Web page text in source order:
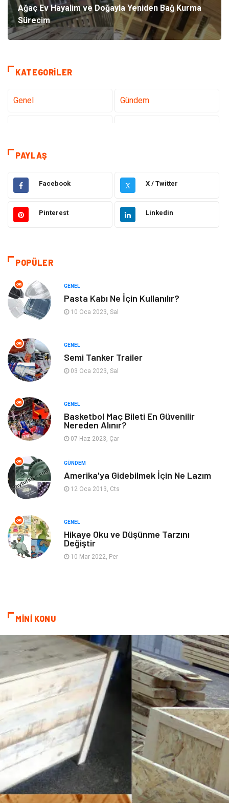
Ağaç Ev Hayalim ve Doğayla Yeniden Bağ Kurma
Sürecim
KATEGORILER
Genel Gündem
Tatil
Eğitim Gıda
Hukuk Elektrik Elektronik
Makine
Kültür
Güzellik & Bakım
Finans & Ekonomi
Bilgisayar & Yazılım Mobilya
Bebek Giyim Moda
Blogroll
Markalar
Restaurant
Tarih
PAYLAŞ
Facebook X X / Twitter
Pinterest Linkedin
POPÜLER
GENEL
Pasta Kabı Ne İçin Kullanılır?
10 Oca 2023, Sal
GENEL
Semi Tanker Trailer
03 Oca 2023, Sal
GENEL
Basketbol Maç Bileti En Güvenilir
Nereden Alınır?
07 Haz 2023, Çar
GÜNDEM
Amerika'ya Gidebilmek İçin Ne Lazım
12 Oca 2013, Cts
GENEL
Hikaye Oku ve Düşünme Tarzını
Değiştir
10 Mar 2022, Per
MİNİ KONU